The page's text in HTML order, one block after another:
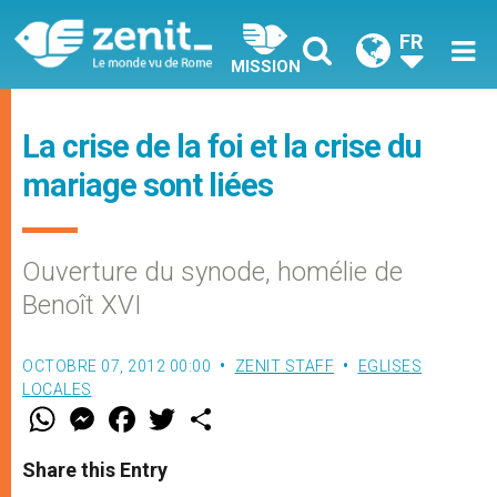
MISSION
FR
La crise de la foi et la crise du
mariage sont liées
Ouverture du synode, homélie de
Benoît XVI
OCTOBRE 07, 2012 00:00 ZENIT STAFF
EGLISES
LOCALES
W
t
s
M
e
s
e
F
a
e
b
w
Share this Entry